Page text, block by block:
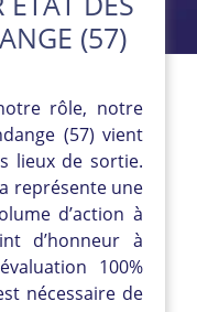
(57)
rôle, notre
(57) vient
lieux de sortie.
représente une
d’action à
d’honneur à
100%
nécessaire de